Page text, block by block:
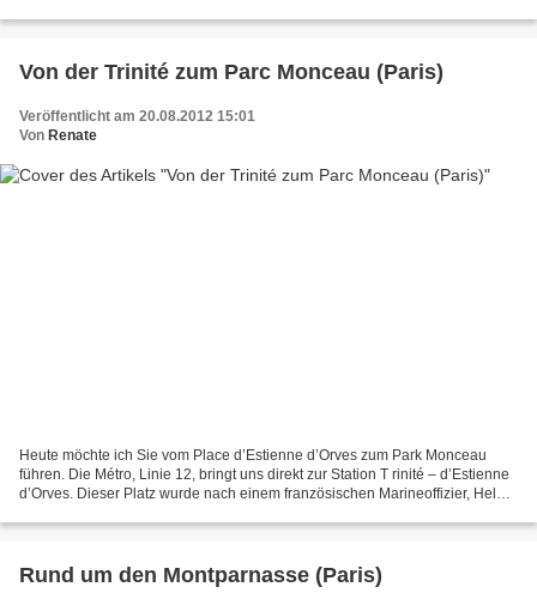
Von der Trinité zum Parc Monceau (Paris)
Veröffentlicht am 20.08.2012 15:01
Von Renate
Heute möchte ich Sie vom Place d’Estienne d’Orves zum Park Monceau
führen. Die Métro, Linie 12, bringt uns direkt zur Station T rinité – d’Estienne
d’Orves. Dieser Platz wurde nach einem französischen Marineoffizier, Held
Rund um den Montparnasse (Paris)